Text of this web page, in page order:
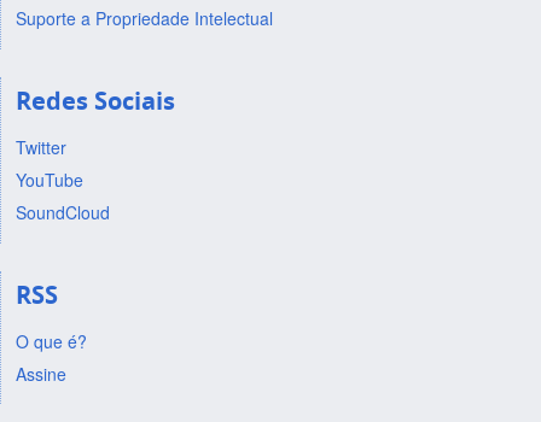
Suporte a Propriedade Intelectual
Redes Sociais
Twitter
YouTube
SoundCloud
RSS
O que é?
Assine